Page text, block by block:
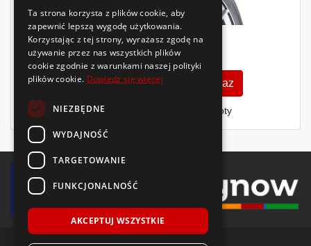
215 zł/szt.
Zobacz szczegóły Kup teraz
Finansowanie dla firm - MŚP i floty
Ta strona korzysta z plików cookie, aby
zapewnić lepszą wygodę użytkowania.
Korzystając z tej strony, wyrażasz zgodę na
używanie przez nas wszystkich plików
cookie zgodnie z warunkami naszej polityki
plików cookie. Dowiedz się więcej
NIEZBĘDNE
WYDAJNOŚĆ
TARGETOWANIE
FUNKCJONALNOŚĆ
AKCEPTUJ WSZYSTKIE